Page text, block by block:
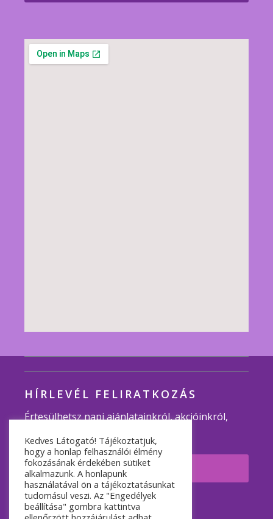
HÍRLEVÉL FELIRATKOZÁS
Értesülhetsz napi ajánlatainkról, akcióinkról,
Feliratkozom
© 2007-2026 Minden jog fenntartva.
Kedves Látogató! Tájékoztatjuk,
hogy a honlap felhasználói élmény
fokozásának érdekében sütiket
alkalmazunk. A honlapunk
használatával ön a tájékoztatásunkat
tudomásul veszi. Az "Engedélyek
beállítása" gombra kattintva